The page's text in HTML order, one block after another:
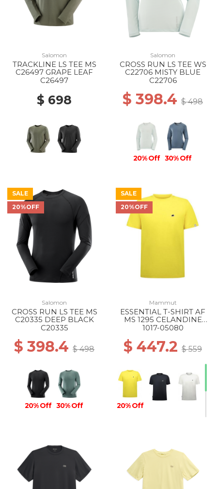
Salomon
TRACKLINE LS TEE MS
C26497 GRAPE LEAF
C26497
$ 698
Salomon
CROSS RUN LS TEE WS
C22706 MISTY BLUE
C22706
$ 398.4 $ 498
20% Off 30% Off
SALE
20%OFF
Salomon
CROSS RUN LS TEE MS
C20335 DEEP BLACK
C20335
$ 398.4 $ 498
20% Off 30% Off
SALE
20%OFF
Mammut
ESSENTIAL T-SHIRT AF
MS 1295 CELANDINE
PRT1
1017-05080
$ 447.2 $ 559
20% Off